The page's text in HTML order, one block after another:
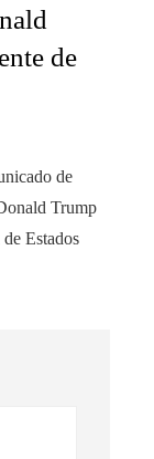
de
de
Trump
Estados